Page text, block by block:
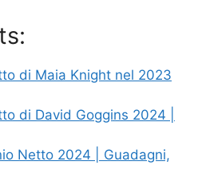
di Maia Knight nel 2023
di David Goggins 2024 |
Netto 2024 | Guadagni,